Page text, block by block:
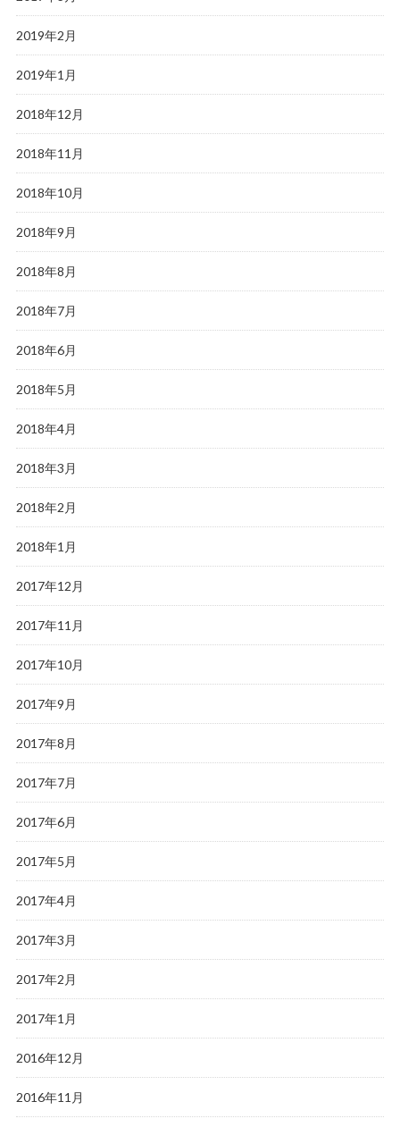
2019年2月
2019年1月
2018年12月
2018年11月
2018年10月
2018年9月
2018年8月
2018年7月
2018年6月
2018年5月
2018年4月
2018年3月
2018年2月
2018年1月
2017年12月
2017年11月
2017年10月
2017年9月
2017年8月
2017年7月
2017年6月
2017年5月
2017年4月
2017年3月
2017年2月
2017年1月
2016年12月
2016年11月